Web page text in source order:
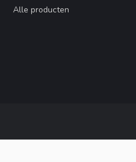
Alle producten